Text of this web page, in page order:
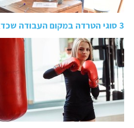
3 סוגי הטרדה במקום העבודה שכדאי להיזהר מהם